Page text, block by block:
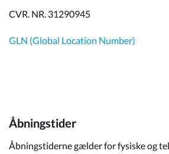
CVR. NR. 31290945
GLN (Global Location Number)
Åbningstider
Åbningstiderne gælder for fysiske og